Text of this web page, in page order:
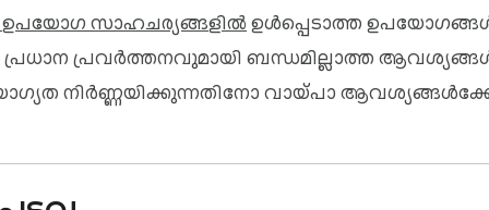
സാഹചര്യങ്ങളിൽ ഉൾപ്പെടാത്ത
പ്രധാന പ്രവർത്തനവുമായി ബന്ധമില്ലാത്ത
യോഗ്യത നിർണ്ണയിക്കുന്നതിനോ വായ്‌പാ